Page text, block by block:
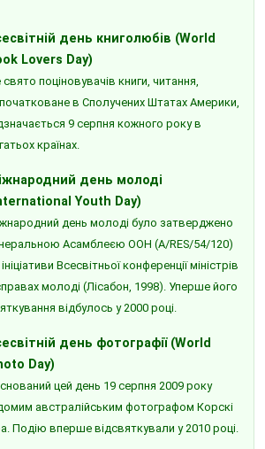
день книголюбів (World
Lovers Day)
поціновувачів книги, читання,
в Сполучених Штатах Америки,
9 серпня кожного року в
країнах.
день молоді
Youth Day)
день молоді було затверджено
Асамблеєю ООН (A/RES/54/120)
Всесвітньої конференції міністрів
молоді (Лісабон, 1998). Уперше його
відбулось у 2000 році.
день фотографії (World
Day)
цей день 19 серпня 2009 року
австралійським фотографом Корскі
Подію вперше відсвяткували у 2010 році.